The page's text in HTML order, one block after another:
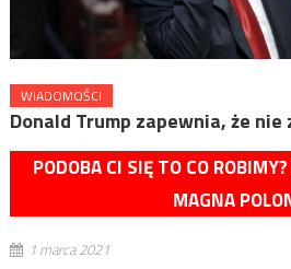
WIADOMOŚCI
Donald Trump zapewnia, że
PODOBA CI SIĘ TO CO
MAGNA
1 marca 2021